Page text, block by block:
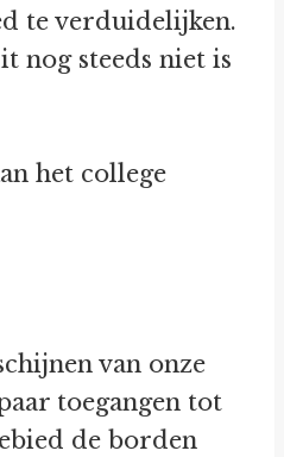
te verduidelijken.
nog steeds niet is
het college
van onze
toegangen tot
de borden